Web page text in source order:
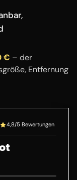
€ – der
Entfernung
4,8/5 Bewertungen